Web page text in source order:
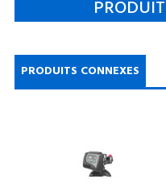
PRODUITS CONNEXES